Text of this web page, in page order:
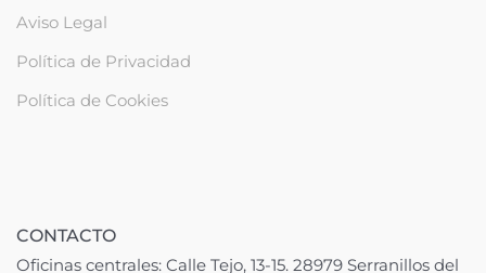
Aviso Legal
Política de Privacidad
Política de Cookies
CONTACTO
Oficinas centrales: Calle Tejo, 13-15. 28979 Serranillos del